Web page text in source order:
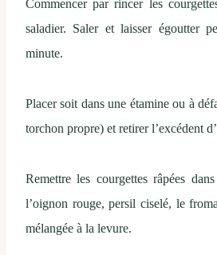
Commencer par rincer les
saladier. Saler et laisser égoutter
minute.
Placer soit dans une étamine ou à
torchon propre) et retirer l’excédent
Remettre les courgettes râpées
l’oignon rouge, persil ciselé, le
mélangée à la levure.